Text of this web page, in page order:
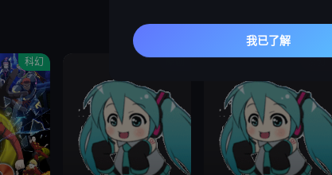
科幻 原创 原创